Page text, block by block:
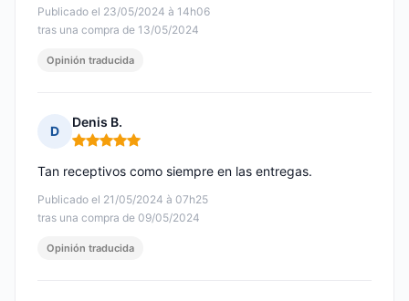
Publicado el 23/05/2024 à 14h06
tras una compra de 13/05/2024
Opinión traducida
D
Denis B.
Nota: 5 de 5
Publicado el 21/05/2024 à 07h25
tras una compra de 09/05/2024
Tan receptivos como siempre en las entregas.
Opinión traducida